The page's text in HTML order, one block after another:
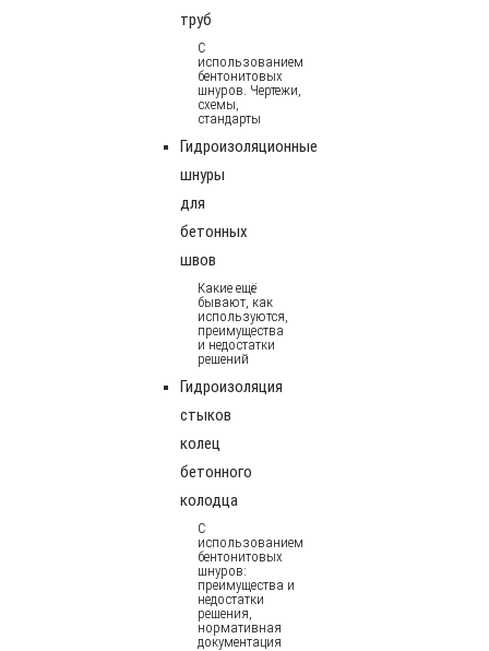
труб
С
использованием
бентонитовых
шнуров. Чертежи,
схемы,
стандарты
Гидроизоляционные
шнуры
для
бетонных
швов
Какие ещё
бывают, как
используются,
преимущества
и недостатки
решений
Гидроизоляция
стыков
колец
бетонного
колодца
С
использованием
бентонитовых
шнуров:
преимущества и
недостатки
решения,
нормативная
документация